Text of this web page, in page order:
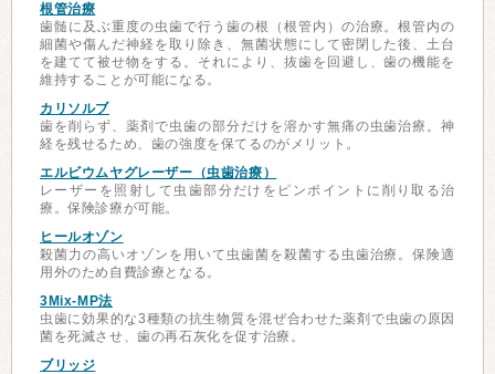
根管治療
歯髄に及ぶ重度の虫歯で行う歯の根（根管内）の治療。根管内の
細菌や傷んだ神経を取り除き、無菌状態にして密閉した後、土台
を建てて被せ物をする。それにより、抜歯を回避し、歯の機能を
維持することが可能になる。
カリソルブ
歯を削らず、薬剤で虫歯の部分だけを溶かす無痛の虫歯治療。神
経を残せるため、歯の強度を保てるのがメリット。
エルビウムヤグレーザー（虫歯治療）
レーザーを照射して虫歯部分だけをピンポイントに削り取る治
療。保険診療が可能。
ヒールオゾン
殺菌力の高いオゾンを用いて虫歯菌を殺菌する虫歯治療。保険適
用外のため自費診療となる。
3Mix-MP法
虫歯に効果的な3種類の抗生物質を混ぜ合わせた薬剤で虫歯の原因
菌を死滅させ、歯の再石灰化を促す治療。
ブリッジ